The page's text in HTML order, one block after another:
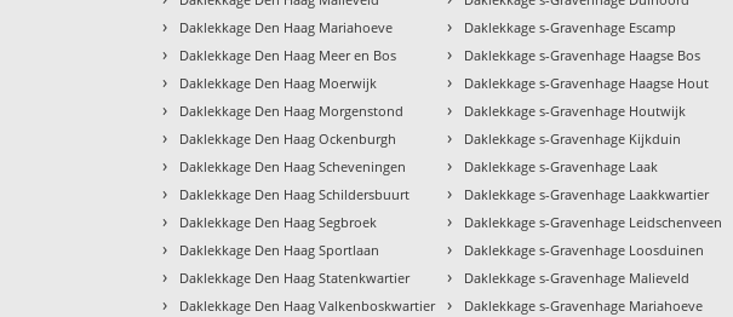
› Daklekkage Den Haag Mariahoeve
› Daklekkage Den Haag Meer en Bos
› Daklekkage Den Haag Moerwijk
› Daklekkage Den Haag Morgenstond
› Daklekkage Den Haag Ockenburgh
› Daklekkage Den Haag Scheveningen
› Daklekkage Den Haag Schildersbuurt
› Daklekkage Den Haag Segbroek
› Daklekkage Den Haag Sportlaan
› Daklekkage Den Haag Statenkwartier
› Daklekkage Den Haag Valkenboskwartier
› Daklekkage s-Gravenhage Escamp
› Daklekkage s-Gravenhage Haagse Bos
› Daklekkage s-Gravenhage Haagse Hout
› Daklekkage s-Gravenhage Houtwijk
› Daklekkage s-Gravenhage Kijkduin
› Daklekkage s-Gravenhage Laak
› Daklekkage s-Gravenhage Laakkwartier
› Daklekkage s-Gravenhage Leidschenveen
› Daklekkage s-Gravenhage Loosduinen
› Daklekkage s-Gravenhage Malieveld
› Daklekkage s-Gravenhage Mariahoeve